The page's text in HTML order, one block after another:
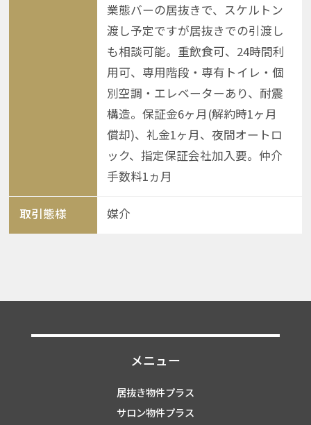
業態バーの居抜きで、スケルトン
渡し予定ですが居抜きでの引渡し
も相談可能。重飲食可、24時間利
用可、専用階段・専有トイレ・個
別空調・エレベーターあり、耐震
構造。保証金6ヶ月(解約時1ヶ月
償却)、礼金1ヶ月、夜間オートロ
ック、指定保証会社加入要。仲介
手数料1ヵ月
取引態様 媒介
メニュー
居抜き物件プラス
サロン物件プラス